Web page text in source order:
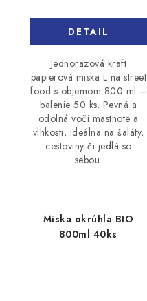
DETAIL
Jednorazová kraft
papierová miska L na street
food s objemom 800 ml –
balenie 50 ks. Pevná a
odolná voči mastnote a
vlhkosti, ideálna na šaláty,
cestoviny či jedlá so
sebou.
Miska okrúhla BIO
800ml 40ks